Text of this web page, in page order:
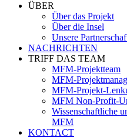
ÜBER
Über das Projekt
Über die Insel
Unsere
NACHRICHTEN
TRIFF DAS TEAM
MFM-Projektteam
MFM-
MFM-Projekt-
MFM Non-Profit-
Wissenschaftliche
MFM
KONTACT